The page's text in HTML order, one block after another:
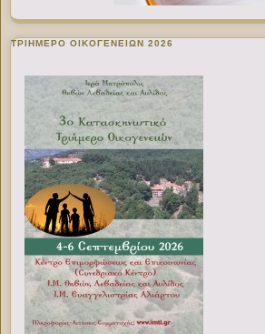
ΤΡΙΗΜΕΡΟ ΟΙΚΟΓΕΝΕΙΩΝ 2026